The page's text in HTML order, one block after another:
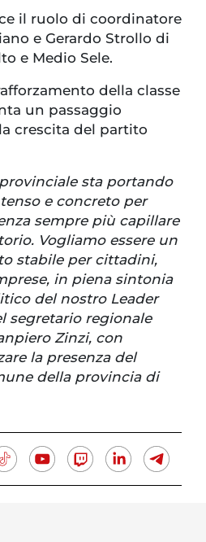
il ruolo di coordinatore
e Gerardo Strollo di
e Medio Sele.
della classe
un passaggio
crescita del partito
sta portando
e concreto per
sempre più capillare
Vogliamo essere un
stabile per cittadini,
in piena sintonia
del nostro Leader
segretario regionale
Zinzi, con
la presenza del
della provincia di